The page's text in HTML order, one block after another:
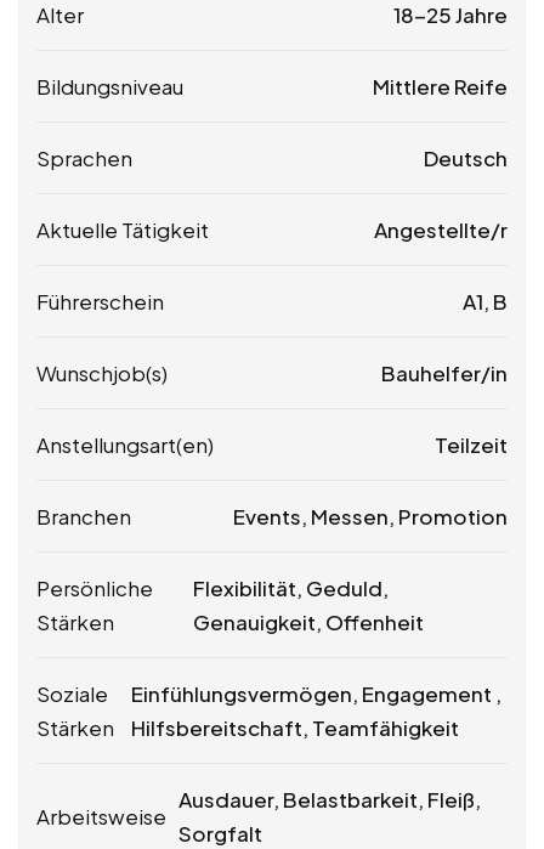
Alter 18-25 Jahre
Bildungsniveau Mittlere Reife
Sprachen Deutsch
Aktuelle Tätigkeit Angestellte/r
Führerschein A1, B
Wunschjob(s) Bauhelfer/in
Anstellungsart(en) Teilzeit
Branchen Events, Messen, Promotion
Persönliche
Stärken
Flexibilität, Geduld,
Genauigkeit, Offenheit
Soziale
Stärken
Einfühlungsvermögen, Engagement ,
Hilfsbereitschaft, Teamfähigkeit
Arbeitsweise
Ausdauer, Belastbarkeit, Fleiß,
Sorgfalt